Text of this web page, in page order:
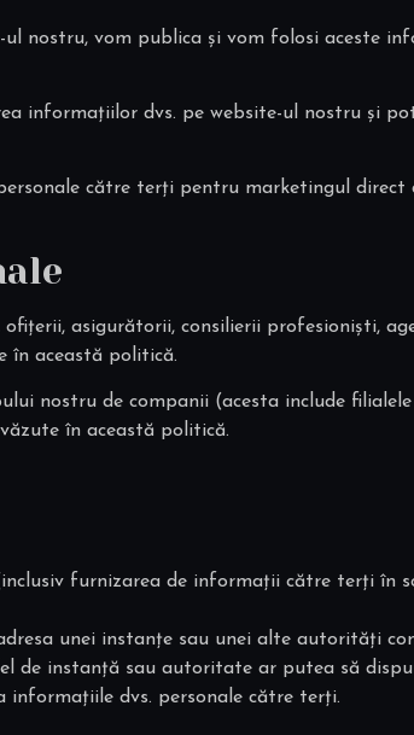
nostru, vom publica și vom folosi aceste
informațiilor dvs. pe website-ul nostru și
către terți pentru marketingul
asigurătorii, consilierii profesioniști,
în această politică.
nostru de companii (acesta include
în această politică.
furnizarea de informații către terți în
unei instanțe sau unei alte autorități
de instanță sau autoritate ar putea să
dvs. personale către terți.